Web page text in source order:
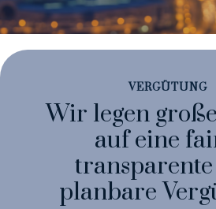
VERGÜTUNG
Wir legen
auf eine
planbare
Deutsch